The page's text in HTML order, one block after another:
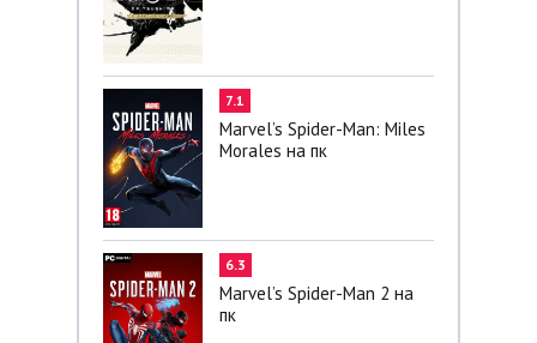
7.1
Marvel’s Spider-Man: Miles
Morales на пк
6.3
Marvel’s Spider-Man 2 на
пк